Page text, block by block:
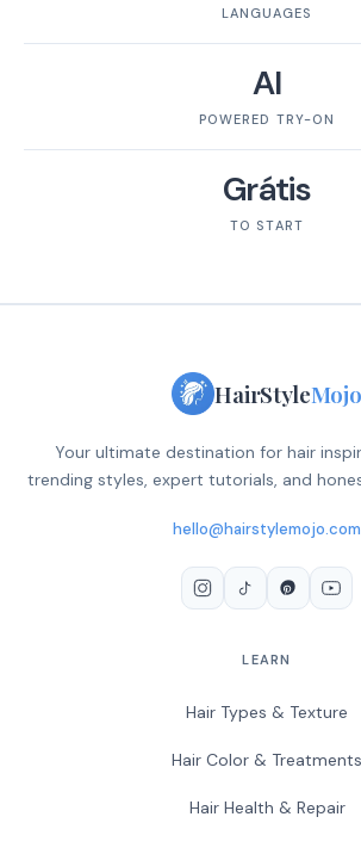
LANGUAGES
AI
POWERED TRY-ON
Grátis
TO START
HairStyleMojo
Your ultimate destination for hair
trending styles, expert tutorials, and
hello@hairstylemojo.com
LEARN
Hair Types & Texture
Hair Color & Treatments
Hair Health & Repair